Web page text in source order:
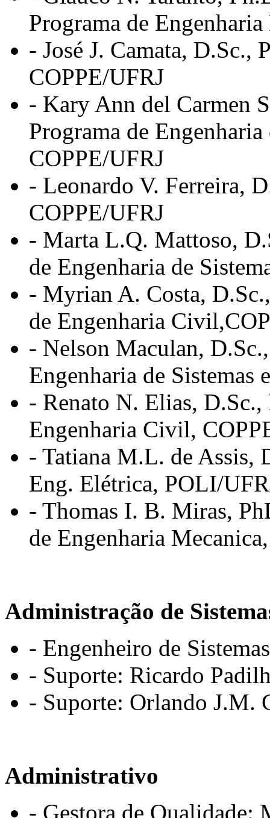
Programa de
- José J. Camata, D.Sc.,
COPPE/UFRJ
- Kary Ann del Carmen
Programa de
COPPE/UFRJ
- Leonardo V. Ferreira,
COPPE/UFRJ
- Marta L.Q. Mattoso,
de Engenharia de
- Myrian A. Costa,
de Engenharia Civil
- Nelson Maculan,
Engenharia de
- Renato N. Elias,
Engenharia Civil,
- Tatiana M.L. de Assis,
Eng. Elétrica, POLI/
- Thomas I. B. Miras,
de Engenharia
Administração de
- Engenheiro de
- Suporte: Ricardo
- Suporte: Orlando J.M.
Administrativo
- Gestora de Qualidade: